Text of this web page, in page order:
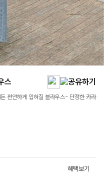
스
편안하게 입혀질 블라우스- 단정한 카라
혜택보기